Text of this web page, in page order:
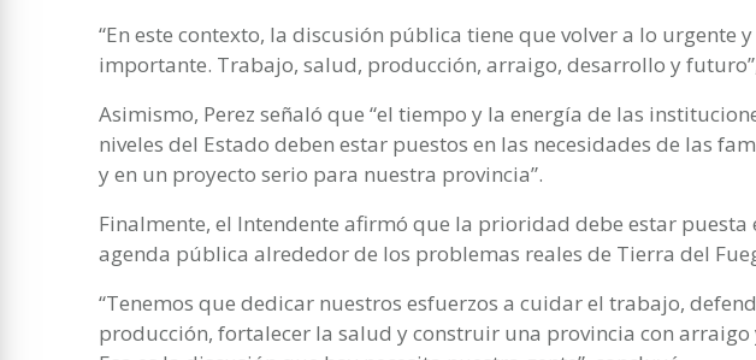
“En este contexto, la discusión pública tiene que volver a lo urgente
importante. Trabajo, salud, producción, arraigo, desarrollo y
Asimismo, Perez señaló que “el tiempo y la energía de las
niveles del Estado deben estar puestos en las necesidades de las
y en un proyecto serio para nuestra provincia”.
Finalmente, el Intendente afirmó que la prioridad debe estar puesta
agenda pública alrededor de los problemas reales de Tierra del
“Tenemos que dedicar nuestros esfuerzos a cuidar el trabajo,
producción, fortalecer la salud y construir una provincia con arraigo